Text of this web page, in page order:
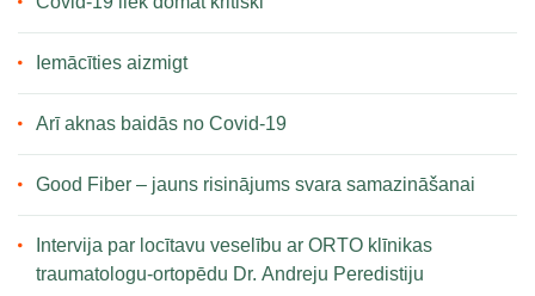
Iemācīties aizmigt
Arī aknas baidās no Covid-19
Good Fiber – jauns risinājums svara samazināšanai
Intervija par locītavu veselību ar ORTO klīnikas
traumatologu-ortopēdu Dr. Andreju Peredistiju